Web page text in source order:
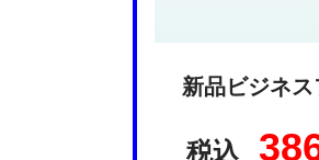
新品ビジネ
税込